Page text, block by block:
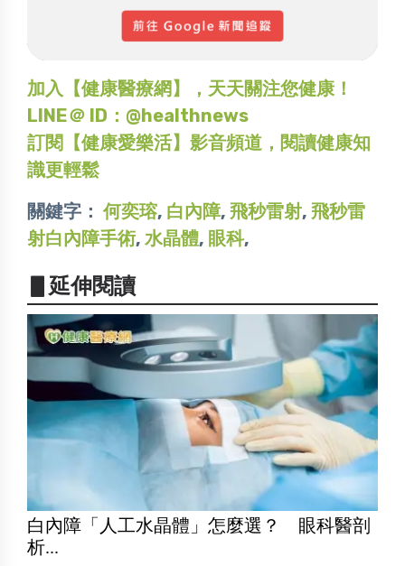
加入【健康醫療網】，天天關注您健康！
LINE＠ ID：@healthnews
訂閱【健康愛樂活】影音頻道，閱讀健康知
識更輕鬆
關鍵字： 何奕瑢, 白內障, 飛秒雷射, 飛秒雷
射白內障手術, 水晶體, 眼科,
▋延伸閱讀
白內障「人工水晶體」怎麼選？ 眼科醫剖
析...